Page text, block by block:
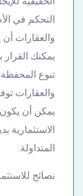
التحكم في
والعقارات
يمكنك القرار
تنوع
والعقارات
يمكن أن
الاستثمارية
المتداولة.
نصائح